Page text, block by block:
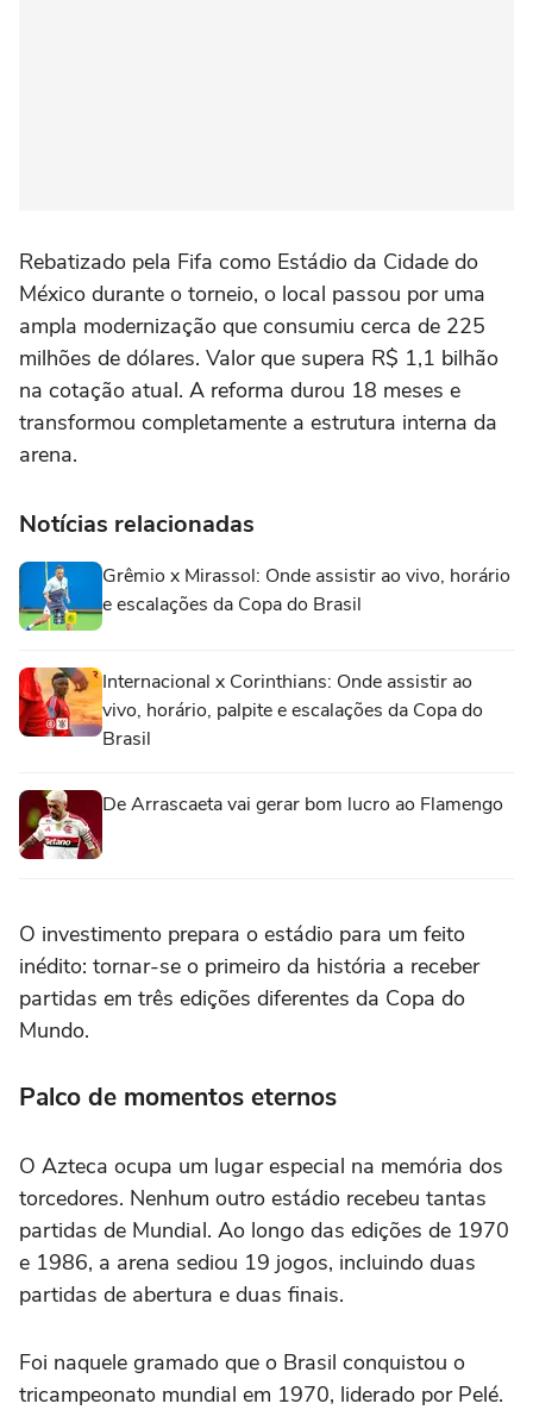
Rebatizado pela Fifa como Estádio da Cidade do
México durante o torneio, o local passou por uma
ampla modernização que consumiu cerca de 225
milhões de dólares. Valor que supera R$ 1,1 bilhão
na cotação atual. A reforma durou 18 meses e
transformou completamente a estrutura interna da
arena.
Notícias relacionadas
Grêmio x Mirassol: Onde assistir ao vivo, horário
e escalações da Copa do Brasil
Internacional x Corinthians: Onde assistir ao
vivo, horário, palpite e escalações da Copa do
Brasil
De Arrascaeta vai gerar bom lucro ao Flamengo
O investimento prepara o estádio para um feito
inédito: tornar-se o primeiro da história a receber
partidas em três edições diferentes da Copa do
Mundo.
Palco de momentos eternos
O Azteca ocupa um lugar especial na memória dos
torcedores. Nenhum outro estádio recebeu tantas
partidas de Mundial. Ao longo das edições de 1970
e 1986, a arena sediou 19 jogos, incluindo duas
partidas de abertura e duas finais.
Foi naquele gramado que o Brasil conquistou o
tricampeonato mundial em 1970, liderado por Pelé.